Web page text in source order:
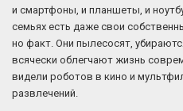
и смартфоны, и планшеты, и
семьях есть даже свои
но факт. Они пылесосят,
всячески облегчают жизнь
видели роботов в кино и
развлечений.